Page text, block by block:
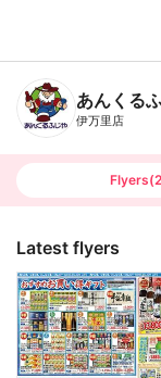
B
n
T
あんくる
伊万里店
Flyers(2
Latest flyers